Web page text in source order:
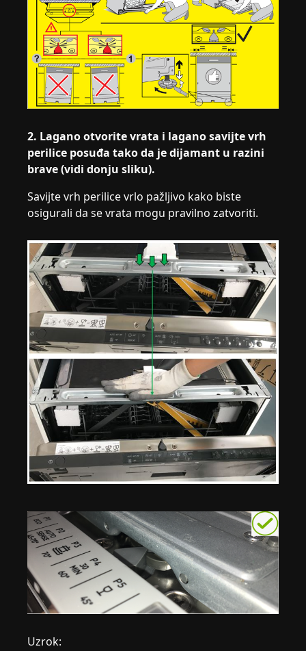
2. Lagano otvorite vrata i lagano savijte vrh
perilice posuđa tako da je dijamant u razini
brave (vidi donju sliku).
Savijte vrh perilice vrlo pažljivo kako biste
osigurali da se vrata mogu pravilno zatvoriti.
Uzrok: